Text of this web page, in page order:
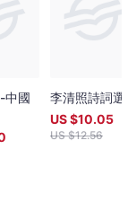
中國
李清照詩詞選
US $10.05
US $12.56